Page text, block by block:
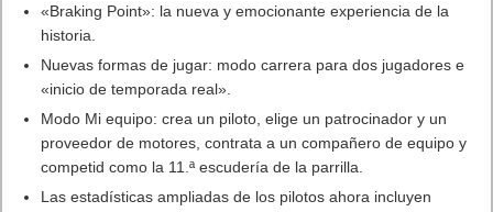
«Braking Point»: la nueva y emocionante experiencia de la
historia.
Nuevas formas de jugar: modo carrera para dos jugadores e
«inicio de temporada real».
Modo Mi equipo: crea un piloto, elige un patrocinador y un
proveedor de motores, contrata a un compañero de equipo y
competid como la 11.ª escudería de la parrilla.
Las estadísticas ampliadas de los pilotos ahora incluyen